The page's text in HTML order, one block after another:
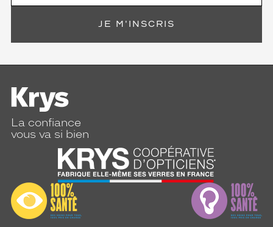
JE M'INSCRIS
La confiance
vous va si bien